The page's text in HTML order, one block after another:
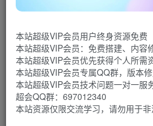
角色模型，新的光照渲染系统。育
制，其中一些功能根据玩家的反馈
戏本体及全部扩展内容外，讲述了
客信条3：解放》完整重制也在其
游戏截图
本站超级VIP会员用户终身资源免费
本站超级VIP会员：免费搭建、内容
本站超级VIP会员优先获得个人所需
本站超级VIP会员专属QQ群，版本
本站超级VIP会员技术问题一对一服
超会QQ群：697012340
本站资源仅限交流学习，请勿用于非